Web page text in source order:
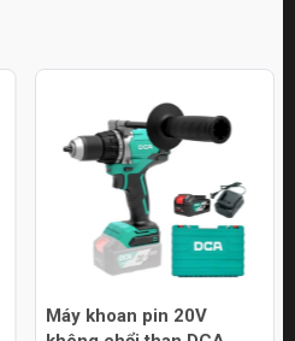
Máy khoan pin 20V